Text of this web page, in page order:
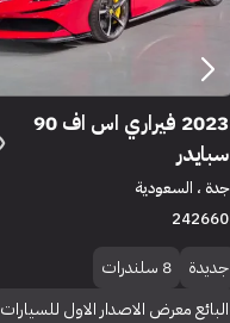
2023 فيراري اس اف 90
سبايدر
جدة ، السعودية
242660
جديدة
8 سلندرات
البائع معرض الاصدار الاول للسيارات